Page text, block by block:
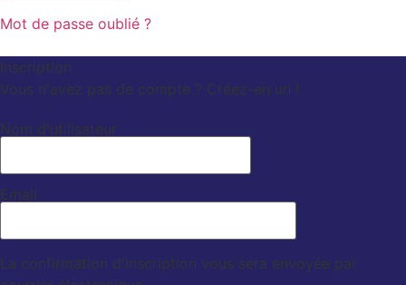
Mot de passe oublié ?
Inscription
Vous n'avez pas de compte ? Créez-en un !
Nom d'utilisateur
Email
La confirmation d'inscription vous sera envoyée par